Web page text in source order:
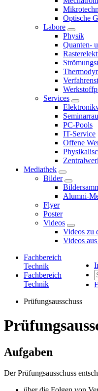
Optische
Labore
Physik
Quanten-
Services
PC-Pools
IT-Service
Offene
Mediathek
Bilder
Alumni-
Flyer
Poster
Videos
Videos zu
Videos
Fachbereich
Technik
Fachbereich
Technik
Prüfungsausschuss
Aufgaben
Der Prüfungsausschuss